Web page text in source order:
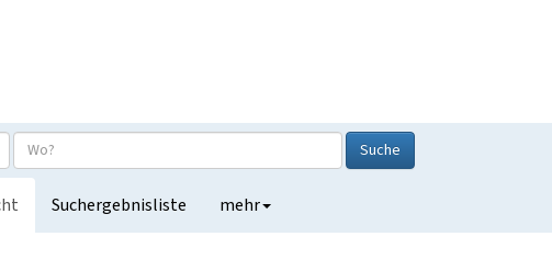
Suche
Suchergebnisliste mehr